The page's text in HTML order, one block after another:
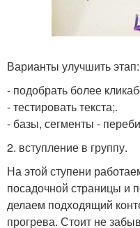
Варианты улучшить этап:
- подобрать более
- тестировать текста;.
- базы, сегменты -
2. вступление в группу.
На этой ступени
посадочной страницы
делаем подходящий
прогрева. Стоит не